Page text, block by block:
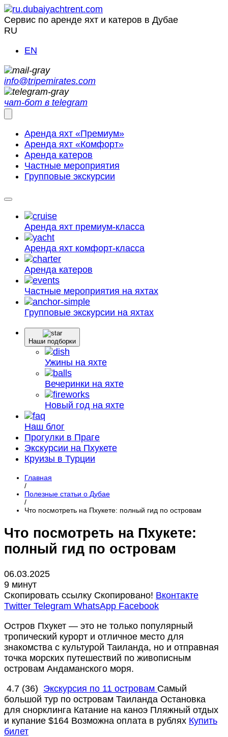
Сервис по аренде яхт и катеров в Дубае
RU
EN
info@tripemirates.com
чат-бот в telegram
Аренда яхт «Премиум»
Аренда яхт «Комфорт»
Аренда катеров
Частные мероприятия
Групповые экскурсии
Аренда яхт премиум-класса
Аренда яхт комфорт-класса
Аренда катеров
Частные мероприятия на яхтах
Групповые экскурсии на яхтах
Наши подборки
Ужины на яхте
Вечеринки на яхте
Новый год на яхте
Наш блог
Прогулки в Праге
Экскурсии на Пхукете
Круизы в Турции
Главная
/
Полезные статьи о Дубае
/
Что посмотреть на Пхукете: полный гид по островам
Что посмотреть на Пхукете:
полный гид по островам
06.03.2025
9 минут
Скопировать ссылку Скопировано! Вконтакте
Twitter Telegram WhatsApp Facebook
Остров Пхукет — это не только популярный
тропический курорт и отличное место для
знакомства с культурой Таиланда, но и отправная
точка морских путешествий по живописным
островам Андаманского моря.
4.7 (36) Экскурсия по 11 островам Самый
большой тур по островам Таиланда Остановка
для снорклинга Катание на каноэ Пляжный отдых
и купание $164 Возможна оплата в рублях Купить
билет